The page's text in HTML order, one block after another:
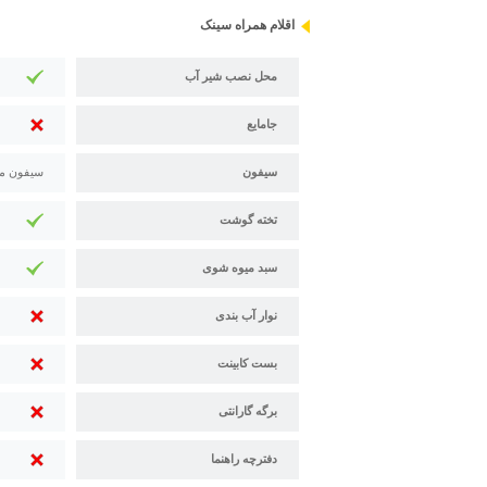
اقلام همراه سینک
محل نصب شیر آب
جامایع
سیفون سیفون
تخته گوشت
سبد میوه شوی
نوار آب بندی
بست کابینت
برگه گارانتی
دفترچه راهنما